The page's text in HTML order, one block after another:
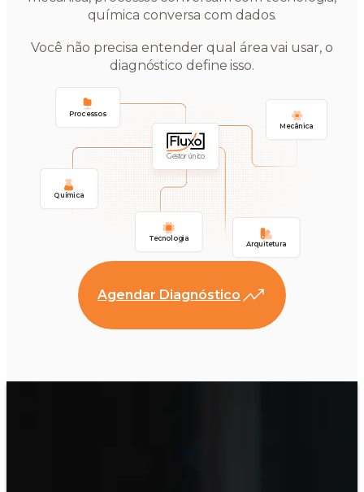
Processos
Gestor único
Mecânica
Tecnologia
Arquitetura
Química
química conversa com dados.
Você não precisa entender qual área vai usar, o
diagnóstico define isso.
Agendar Diagnóstico